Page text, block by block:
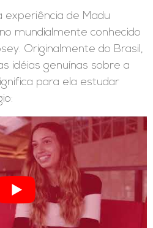
experiência de Madu
mundialmente conhecido
Originalmente do Brasil,
idéias genuínas sobre a
para ela estudar